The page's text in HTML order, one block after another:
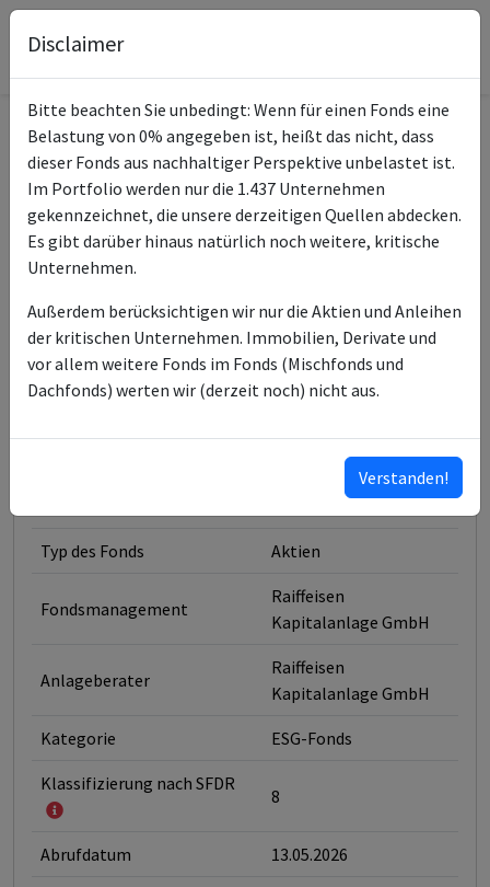
Informationen zum Fonds
Name
Raiffeisen-
PAXetBONUM-Aktien
ISIN des Fonds AT0000A261F9
ISINs weiterer
Anteilsklassen
AT0000A261L7
AT0000A261H5
AT0000A261J1
AT0000A261K9
Typ des Fonds Aktien
Fondsmanagement
Raiffeisen
Kapitalanlage GmbH
Anlageberater
Raiffeisen
Kapitalanlage GmbH
Kategorie ESG-Fonds
Klassifizierung nach SFDR
8
Abrufdatum 13.05.2026
Disclaimer
Bitte beachten Sie unbedingt: Wenn für einen Fonds eine
Belastung von 0% angegeben ist, heißt das nicht, dass
dieser Fonds aus nachhaltiger Perspektive unbelastet ist.
Im Portfolio werden nur die 1.437 Unternehmen
gekennzeichnet, die unsere derzeitigen Quellen abdecken.
Es gibt darüber hinaus natürlich noch weitere, kritische
Unternehmen.
Außerdem berücksichtigen wir nur die Aktien und Anleihen
der kritischen Unternehmen. Immobilien, Derivate und
vor allem weitere Fonds im Fonds (Mischfonds und
Dachfonds) werten wir (derzeit noch) nicht aus.
Verstanden!